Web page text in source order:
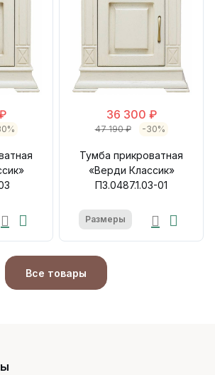
36 300 ₽
47 190 ₽ -30%
Тумба прикроватная
«Верди Классик»
П3.0487.1.03-01
Размеры
Все товары